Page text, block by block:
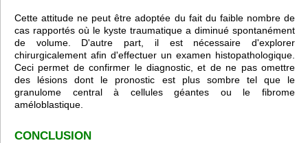
Cette attitude ne peut être adoptée du fait du faible nombre de
cas rapportés où le kyste traumatique a diminué spontanément
de volume. D'autre part, il est nécessaire d'explorer
chirurgicalement afin d'effectuer un examen histopathologique.
Ceci permet de confirmer le diagnostic, et de ne pas omettre
des lésions dont le pronostic est plus sombre tel que le
granulome central à cellules géantes ou le fibrome
améloblastique.
CONCLUSION